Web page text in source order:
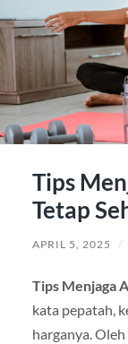
Tips
Tetap
APRIL 5, 2025 /
Tips Menjaga
kata pepatah,
harganya.